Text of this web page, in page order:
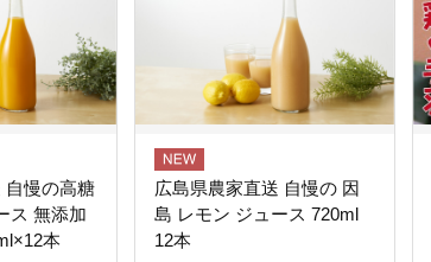
自慢の高糖
ス 無添加
本
広島県農家直送 自慢の 因
島 レモン ジュース 720ml
12本